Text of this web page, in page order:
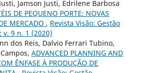
Jamson Justi, Edrilene Barbosa
DE PEQUENO PORTE: NOVAS
MERCADO , Revista Visão: Gestão
9 n. 1 (2020)
dos Reis, Dalvio Ferrari Tubino,
ADVANCED PLANNING AND
ÊNFASE À PRODUÇÃO DE